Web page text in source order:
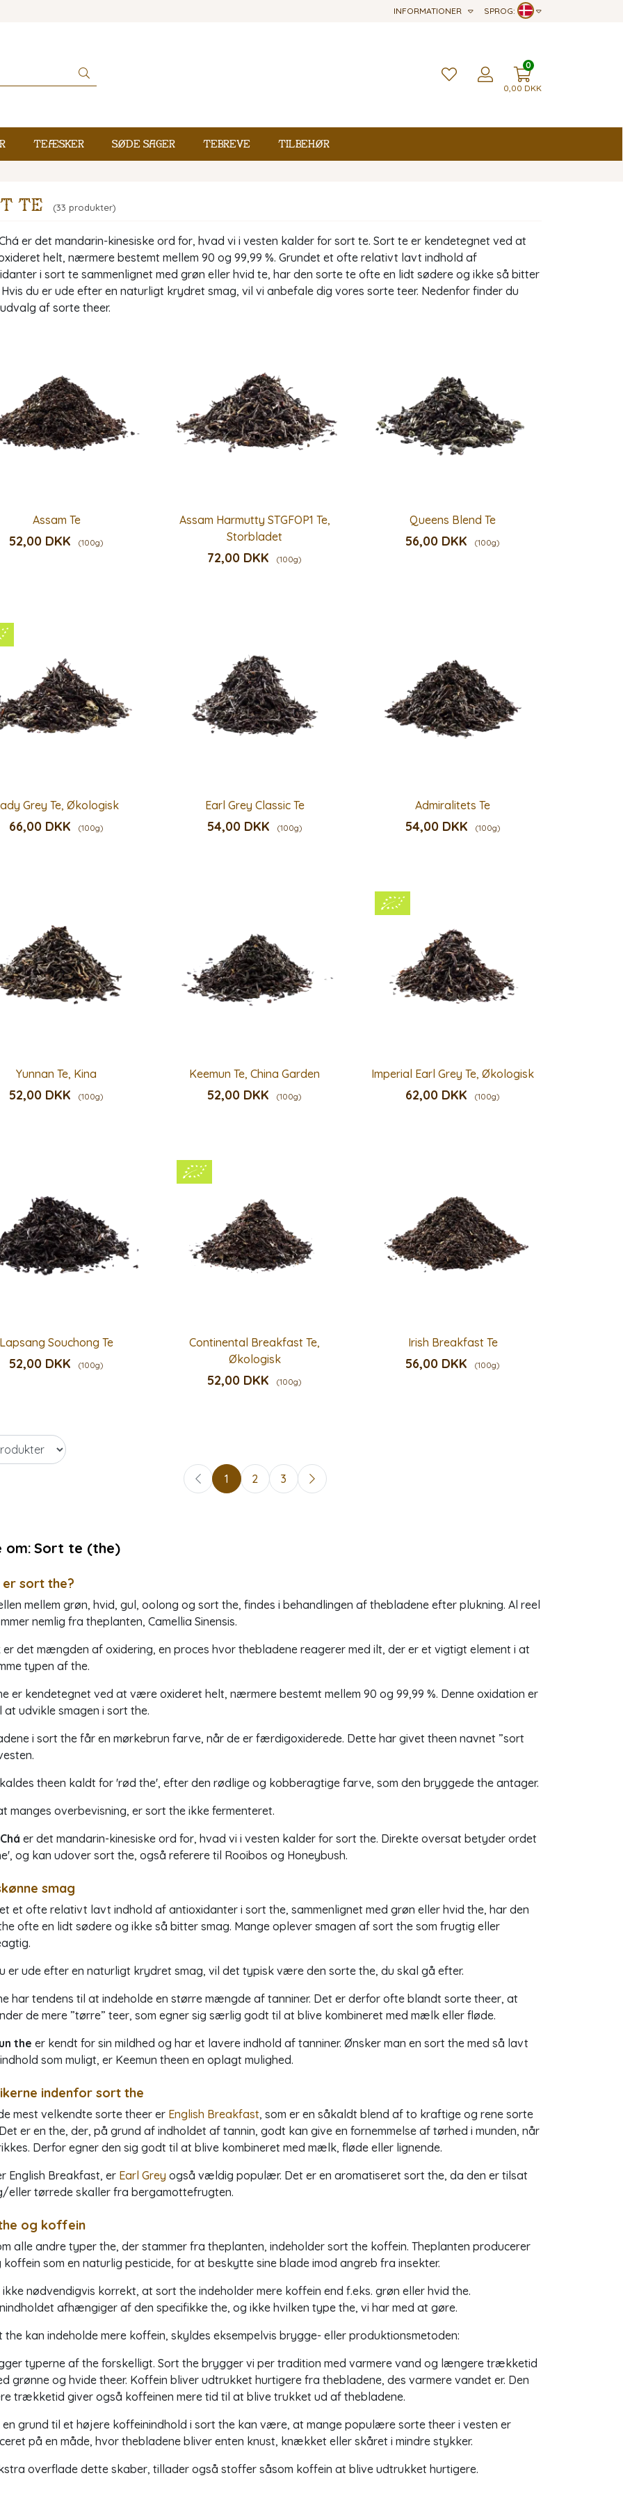
SPROG:
INFORMATIONER
0,00 DKK
0
Teæsker Søde sager Tebreve Tilbehør
te (33 produkter)
er det mandarin-kinesiske ord for, hvad vi i vesten kalder for sort te. Sort te er kendetegnet ved at
helt, nærmere bestemt mellem 90 og 99,99 %. Grundet et ofte relativt lavt indhold af
i sort te sammenlignet med grøn eller hvid te, har den sorte te ofte en lidt sødere og ikke så bitter
du er ude efter en naturligt krydret smag, vil vi anbefale dig vores sorte teer. Nedenfor finder du
af sorte theer.
Assam Te
52,00 DKK (100g)
Assam Harmutty STGFOP1 Te,
Storbladet
72,00 DKK (100g)
Queens Blend Te
56,00 DKK (100g)
Grey Te, Økologisk
66,00 DKK (100g)
Earl Grey Classic Te
54,00 DKK (100g)
Admiralitets Te
54,00 DKK (100g)
Yunnan Te, Kina
52,00 DKK (100g)
Keemun Te, China Garden
52,00 DKK (100g)
Imperial Earl Grey Te, Økologisk
62,00 DKK (100g)
Lapsang Souchong Te
52,00 DKK (100g)
Continental Breakfast Te,
Økologisk
52,00 DKK (100g)
Irish Breakfast Te
56,00 DKK (100g)
1 2 3
om: Sort te (the)
er sort the?
mellem grøn, hvid, gul, oolong og sort the, findes i behandlingen af thebladene efter plukning. Al reel
nemlig fra theplanten, Camellia Sinensis.
er det mængden af oxidering, en proces hvor thebladene reagerer med ilt, der er et vigtigt element i at
typen af the.
er kendetegnet ved at være oxideret helt, nærmere bestemt mellem 90 og 99,99 %. Denne oxidation er
at udvikle smagen i sort the.
i sort the får en mørkebrun farve, når de er færdigoxiderede. Dette har givet theen navnet ”sort
theen kaldt for 'rød the', efter den rødlige og kobberagtige farve, som den bryggede the antager.
manges overbevisning, er sort the ikke fermenteret.
er det mandarin-kinesiske ord for, hvad vi i vesten kalder for sort the. Direkte oversat betyder ordet
og kan udover sort the, også referere til Rooibos og Honeybush.
smag
et ofte relativt lavt indhold af antioxidanter i sort the, sammenlignet med grøn eller hvid the, har den
ofte en lidt sødere og ikke så bitter smag. Mange oplever smagen af sort the som frugtig eller
er ude efter en naturligt krydret smag, vil det typisk være den sorte the, du skal gå efter.
har tendens til at indeholde en større mængde af tanniner. Det er derfor ofte blandt sorte theer, at
de mere ”tørre” teer, som egner sig særlig godt til at blive kombineret med mælk eller fløde.
the er kendt for sin mildhed og har et lavere indhold af tanniner. Ønsker man en sort the med så lavt
som muligt, er Keemun theen en oplagt mulighed.
indenfor sort the
mest velkendte sorte theer er English Breakfast, som er en såkaldt blend af to kraftige og rene sorte
er en the, der, på grund af indholdet af tannin, godt kan give en fornemmelse af tørhed i munden, når
Derfor egner den sig godt til at blive kombineret med mælk, fløde eller lignende.
English Breakfast, er Earl Grey også vældig populær. Det er en aromatiseret sort the, da den er tilsat
eller tørrede skaller fra bergamottefrugten.
og koffein
alle andre typer the, der stammer fra theplanten, indeholder sort the koffein. Theplanten producerer
koffein som en naturlig pesticide, for at beskytte sine blade imod angreb fra insekter.
ikke nødvendigvis korrekt, at sort the indeholder mere koffein end f.eks. grøn eller hvid the.
afhængiger af den specifikke the, og ikke hvilken type the, vi har med at gøre.
the kan indeholde mere koffein, skyldes eksempelvis brygge- eller produktionsmetoden:
typerne af the forskelligt. Sort the brygger vi per tradition med varmere vand og længere trækketid
grønne og hvide theer. Koffein bliver udtrukket hurtigere fra thebladene, des varmere vandet er. Den
trækketid giver også koffeinen mere tid til at blive trukket ud af thebladene.
en grund til et højere koffeinindhold i sort the kan være, at mange populære sorte theer i vesten er
på en måde, hvor thebladene bliver enten knust, knækket eller skåret i mindre stykker.
overflade dette skaber, tillader også stoffer såsom koffein at blive udtrukket hurtigere.